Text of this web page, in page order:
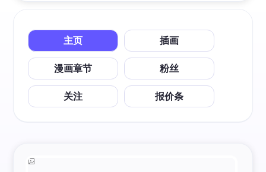
主页 插画
漫画章节 粉丝
关注 报价条